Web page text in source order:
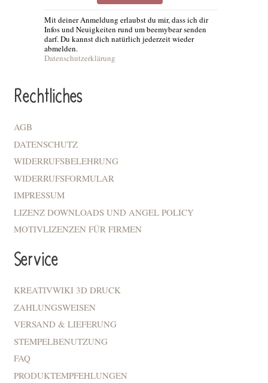
Mit deiner Anmeldung erlaubst du mir, dass ich dir
Infos und Neuigkeiten rund um beemybear senden
darf. Du kannst dich natürlich jederzeit wieder
abmelden.
Datenschutzerklärung
Rechtliches
AGB
DATENSCHUTZ
WIDERRUFSBELEHRUNG
WIDERRUFSFORMULAR
IMPRESSUM
LIZENZ DOWNLOADS UND ANGEL POLICY
MOTIVLIZENZEN FÜR FIRMEN
Service
KREATIVWIKI 3D DRUCK
ZAHLUNGSWEISEN
VERSAND & LIEFERUNG
STEMPELBENUTZUNG
FAQ
PRODUKTEMPFEHLUNGEN